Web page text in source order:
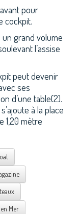
pour
cockpit.
grand volume
l’assise
peut devenir
ses
d’une table(2).
à la place
1,20 mètre
Mer